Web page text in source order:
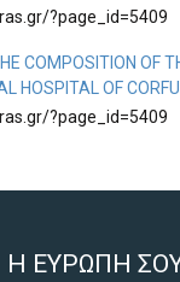
?page_id=5409
COMPOSITION OF
HOSPITAL OF CORFU
?page_id=5409
Η ΕΥΡΩΠΗ